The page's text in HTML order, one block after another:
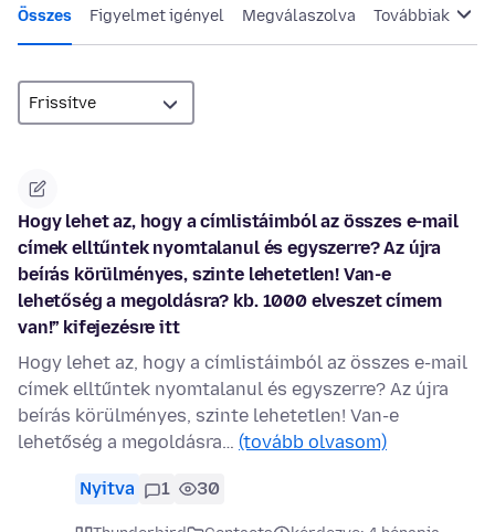
Összes Figyelmet igényel Megválaszolva Továbbiak
Hogy lehet az, hogy a címlistáimból az összes e-mail
címek elltűntek nyomtalanul és egyszerre? Az újra
beírás körülményes, szinte lehetetlen! Van-e
lehetőség a megoldásra? kb. 1000 elveszet címem
van!” kifejezésre itt
Hogy lehet az, hogy a címlistáimból az összes e-mail
címek elltűntek nyomtalanul és egyszerre? Az újra
beírás körülményes, szinte lehetetlen! Van-e
lehetőség a megoldásra… (tovább olvasom)
Nyitva 1 30